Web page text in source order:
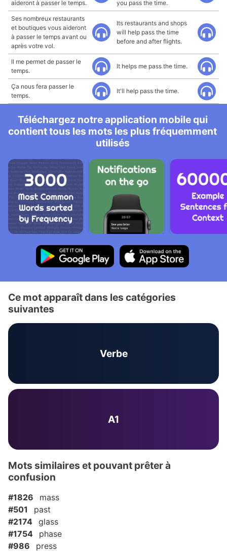
aideront à passer le temps.
you pass the time.
Ses nombreux restaurants
et boutiques vous aideront
à passer le temps avant ou
après votre vol.
Its restaurants and shops
will help pass the time
before and after flights.
Il me permet de passer le
temps.
It helps me pass the time.
Ça nous fera passer le
temps.
It'll help pass the time.
Téléchargez notre application mobile qui
contient tous les mots les plus fréquemment
utilisés
Ce mot apparaît dans les catégories
suivantes
Verbe
A1
Mots similaires et pouvant prêter à
confusion
#1826
mass
#501
past
#2174 glass
#1754
phase
#986
press